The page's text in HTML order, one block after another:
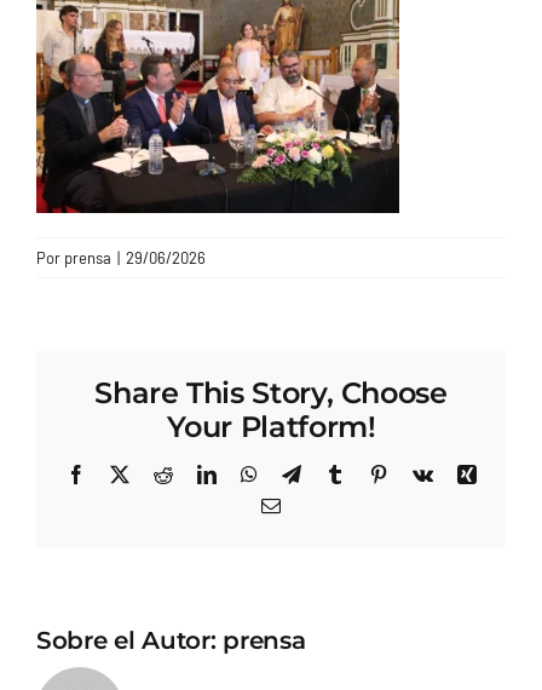
CONTACTO
Por prensa | 29/06/2026
Share This Story, Choose
Your Platform!
Facebook
X RedditLinkedInWhatsApp
TelegramTumblrPinterest
Vk
Xing
Correo
Sobre el Autor: prensa